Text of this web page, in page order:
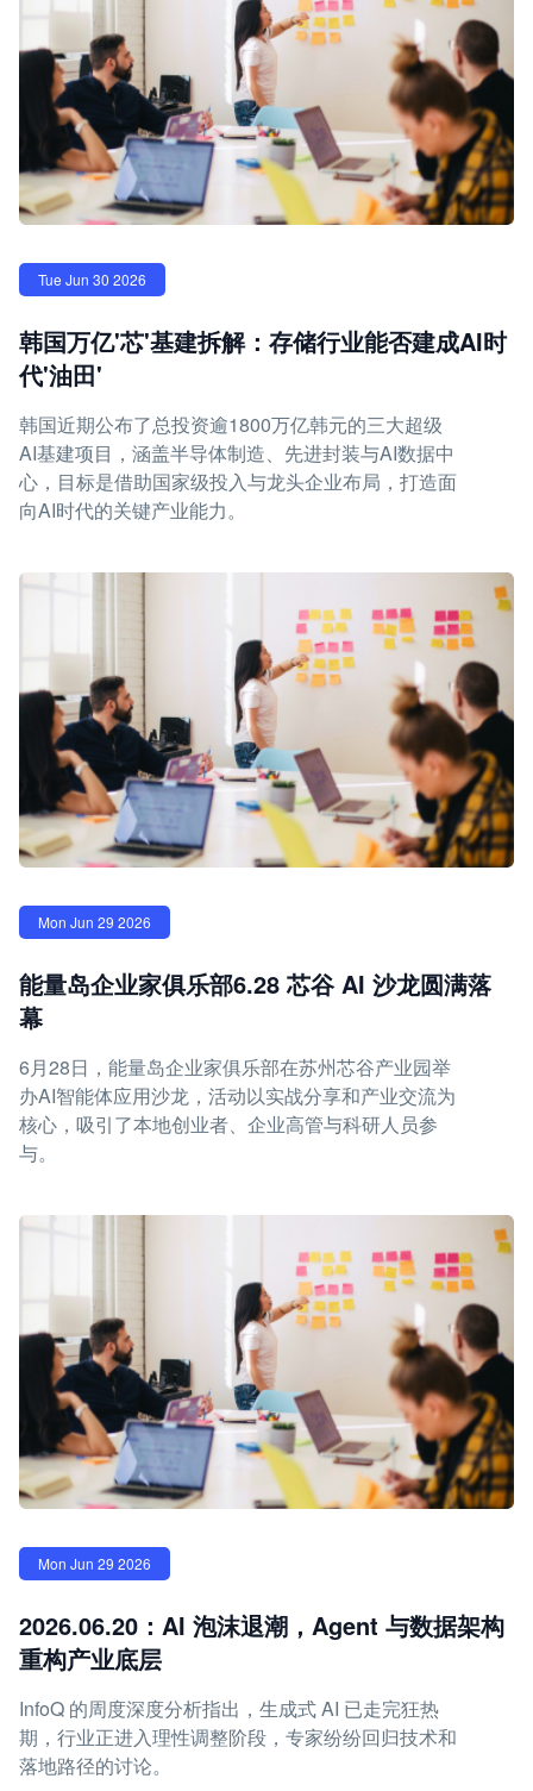
Tue Jun 30 2026
韩国万亿'芯'基建拆解：存储行业能否建成AI时
代'油田'
韩国近期公布了总投资逾1800万亿韩元的三大超级
AI基建项目，涵盖半导体制造、先进封装与AI数据中
心，目标是借助国家级投入与龙头企业布局，打造面
向AI时代的关键产业能力。
Mon Jun 29 2026
能量岛企业家俱乐部6.28 芯谷 AI 沙龙圆满落
幕
6月28日，能量岛企业家俱乐部在苏州芯谷产业园举
办AI智能体应用沙龙，活动以实战分享和产业交流为
核心，吸引了本地创业者、企业高管与科研人员参
与。
Mon Jun 29 2026
2026.06.20：AI 泡沫退潮，Agent 与数据架构
重构产业底层
InfoQ 的周度深度分析指出，生成式 AI 已走完狂热
期，行业正进入理性调整阶段，专家纷纷回归技术和
落地路径的讨论。